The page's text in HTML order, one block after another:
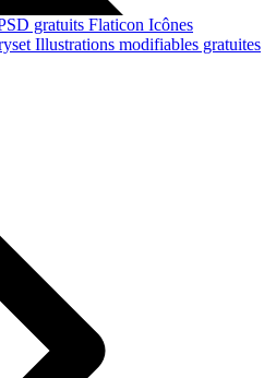
gratuits Flaticon Icônes
Illustrations modifiables gratuites